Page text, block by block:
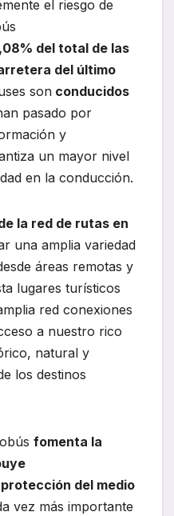
el riesgo de
del total de las
del último
son conducidos
pasado por
y
un mayor nivel
en la conducción.
la red de rutas en
una amplia variedad
áreas remotas y
lugares turísticos
red conexiones
a nuestro rico
natural y
los destinos
fomenta la
del medio
vez más importante